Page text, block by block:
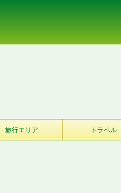
旅行エリア トラベル